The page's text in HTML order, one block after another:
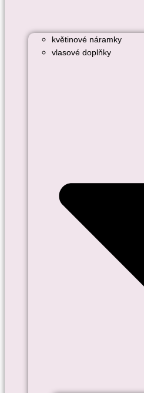
květinové náramky
vlasové doplňky